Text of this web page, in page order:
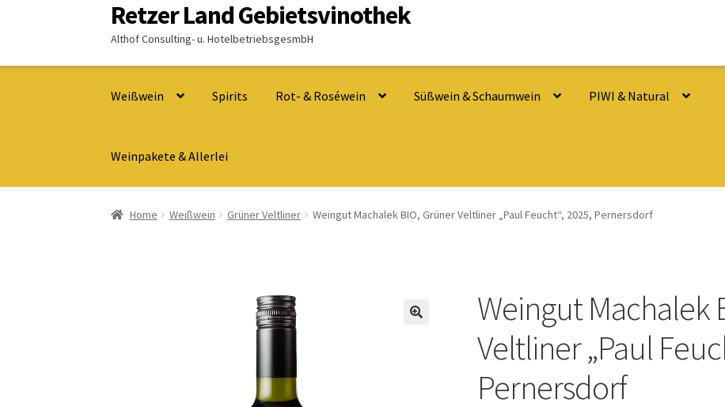
Zur
Navigation
Zum
Inhalt
Retzer Land Gebietsvinothek
Althof Consulting- u. HotelbetriebsgesmbH
Weißwein Spirits Rot- & Roséwein Süßwein & Schaumwein PIWI & Natural
Weinpakete & Allerlei
Home Weißwein Grüner Veltliner Weingut Machalek BIO, Grüner Veltliner „Paul Feucht“, 2025, Pernersdorf
Weingut Machalek
Veltliner „Paul
Pernersdorf